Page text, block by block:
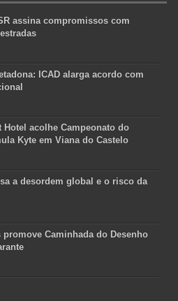
assina compromissos com
ICAD alarga acordo com
Hotel acolhe Campeonato do
Kyte em Viana do Castelo
a desordem global e o risco da
promove Caminhada do Desenho